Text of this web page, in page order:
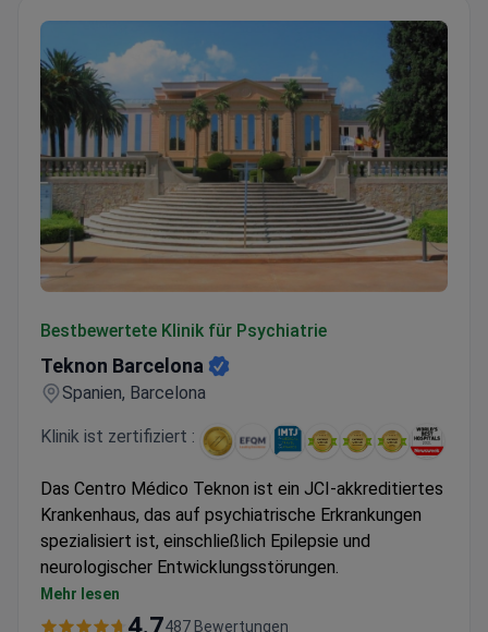
Bestbewertete Klinik für Psychiatrie
Teknon Barcelona
Spanien, Barcelona
Klinik ist zertifiziert :
Das Centro Médico Teknon ist ein JCI-akkreditiertes
Krankenhaus, das auf psychiatrische Erkrankungen
spezialisiert ist, einschließlich Epilepsie und
neurologischer Entwicklungsstörungen.
Fachärzte diagnostizieren und behandeln Epilepsie
mittels Video-EEG-Monitoring und genetischem
Mehr lesen
487 Bewertungen